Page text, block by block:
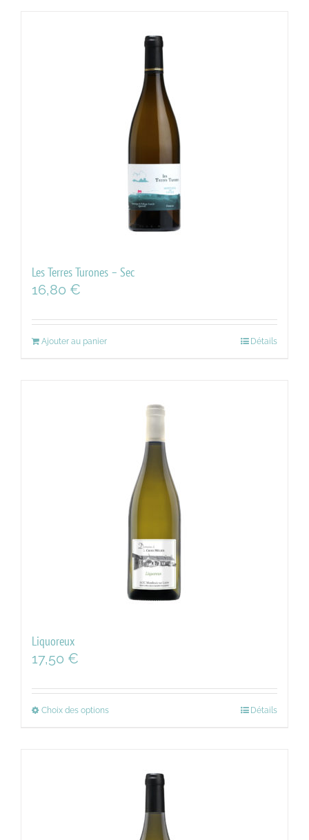
Les Terres Turones – Sec
16,80 €
Ajouter au panier Détails
Liquoreux
17,50 €
Choix des options Détails